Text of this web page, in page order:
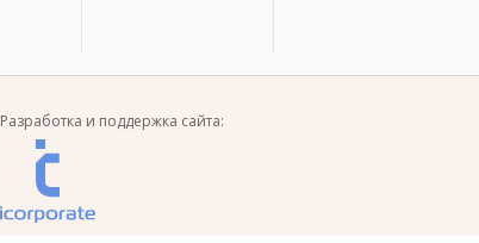
Разработка и поддержка сайта: